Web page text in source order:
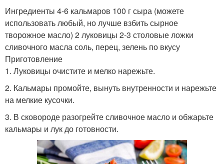
Ингредиенты 4-6 кальмаров 100 г сыра (можете
использовать любый, но лучше взбить сырное
творожное масло) 2 луковицы 2-3 столовые ложки
сливочного масла соль, перец, зелень по вкусу
Приготовление
1. Луковицы очистите и мелко нарежьте.
2. Кальмары промойте, вынуть внутренности и нарежьте
на мелкие кусочки.
3. В сковороде разогрейте сливочное масло и обжарьте
кальмары и лук до готовности.